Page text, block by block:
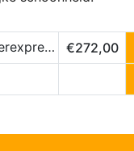
€272,00